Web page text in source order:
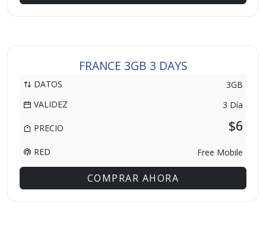
FRANCE 3GB 3 DAYS
DATOS
3GB
VALIDEZ
3 Día
PRECIO $6
RED Free Mobile
COMPRAR AHORA